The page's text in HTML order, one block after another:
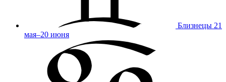
Близнецы 21
мая–20 июня